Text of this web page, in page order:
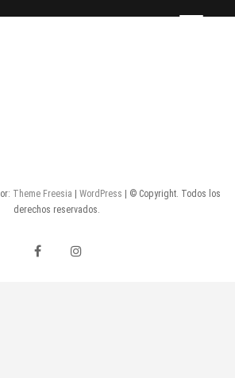
Gómez
STYLIST
Theme Freesia |WordPress
| © Copyright. Todos los
derechos reservados.
facebookinstagram